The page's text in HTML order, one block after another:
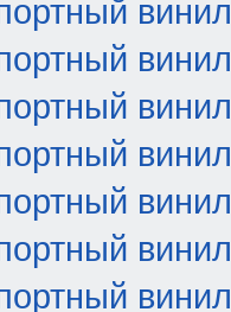
винил
винил
винил
винил
винил
винил
винил